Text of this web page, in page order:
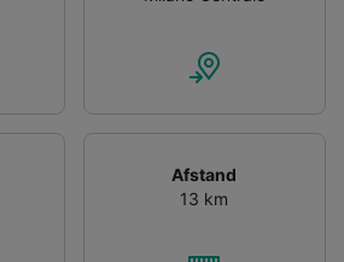
Afstand
13 km